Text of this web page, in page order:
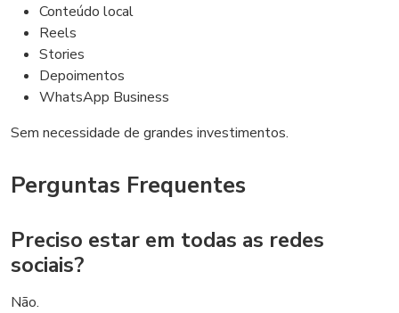
Conteúdo local
Reels
Stories
Depoimentos
WhatsApp Business
Sem necessidade de grandes investimentos.
Perguntas Frequentes
Preciso estar em todas as redes
sociais?
Não.